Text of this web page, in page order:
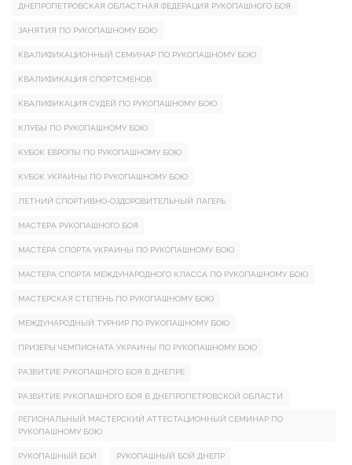
ДНЕПРОПЕТРОВСКАЯ ОБЛАСТНАЯ ФЕДЕРАЦИЯ РУКОПАШНОГО БОЯ
ЗАНЯТИЯ ПО РУКОПАШНОМУ БОЮ
КВАЛИФИКАЦИОННЫЙ СЕМИНАР ПО РУКОПАШНОМУ БОЮ
КВАЛИФИКАЦИЯ СПОРТСМЕНОВ
КВАЛИФИКАЦИЯ СУДЕЙ ПО РУКОПАШНОМУ БОЮ
КЛУБЫ ПО РУКОПАШНОМУ БОЮ
КУБОК ЕВРОПЫ ПО РУКОПАШНОМУ БОЮ
КУБОК УКРАИНЫ ПО РУКОПАШНОМУ БОЮ
ЛЕТНИЙ СПОРТИВНО-ОЗДОРОВИТЕЛЬНЫЙ ЛАГЕРЬ
МАСТЕРА РУКОПАШНОГО БОЯ
МАСТЕРА СПОРТА УКРАИНЫ ПО РУКОПАШНОМУ БОЮ
МАСТЕРА СПОРТА МЕЖДУНАРОДНОГО КЛАССА ПО РУКОПАШНОМУ БОЮ
МАСТЕРСКАЯ СТЕПЕНЬ ПО РУКОПАШНОМУ БОЮ
МЕЖДУНАРОДНЫЙ ТУРНИР ПО РУКОПАШНОМУ БОЮ
ПРИЗЕРЫ ЧЕМПИОНАТА УКРАИНЫ ПО РУКОПАШНОМУ БОЮ
РАЗВИТИЕ РУКОПАШНОГО БОЯ В ДНЕПРЕ
РАЗВИТИЕ РУКОПАШНОГО БОЯ В ДНЕПРОПЕТРОВСКОЙ ОБЛАСТИ
РЕГИОНАЛЬНЫЙ МАСТЕРСКИЙ АТТЕСТАЦИОННЫЙ СЕМИНАР ПО
РУКОПАШНОМУ БОЮ
РУКОПАШНЫЙ БОЙ РУКОПАШНЫЙ БОЙ ДНЕПР